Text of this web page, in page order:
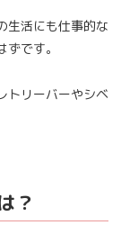
生活にも仕事的な
です。
トリーバーやシベ
？